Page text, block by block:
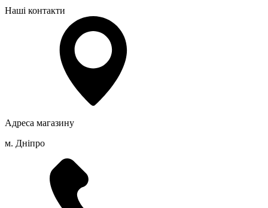
Наші контакти
Адреса магазину
м. Дніпро